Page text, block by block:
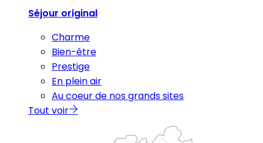
Séjour original
Charme
Bien-être
Prestige
En plein air
Au coeur de nos grands sites
Tout voir